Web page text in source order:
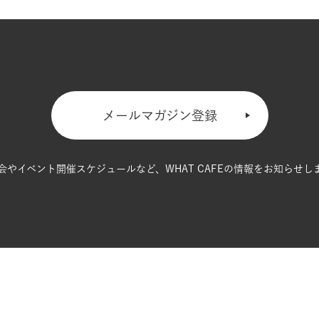
メールマガジン登録
やイベント開催スケジュールなど、 WHAT CAFEの情報をお知らせし